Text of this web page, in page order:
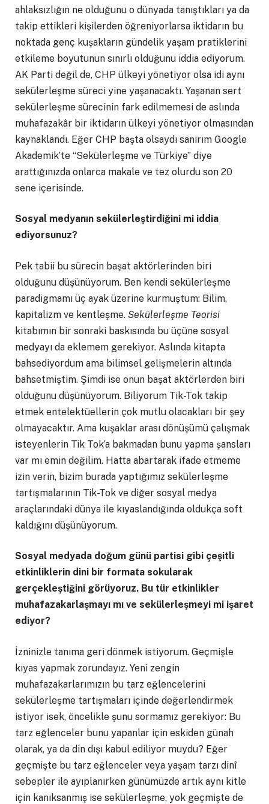
ahlaksızlığın ne olduğunu o dünyada tanıştıkları ya da
takip ettikleri kişilerden öğreniyorlarsa iktidarın bu
noktada genç kuşakların gündelik yaşam pratiklerini
etkileme boyutunun sınırlı olduğunu iddia ediyorum.
AK Parti değil de, CHP ülkeyi yönetiyor olsa idi aynı
sekülerleşme süreci yine yaşanacaktı. Yaşanan sert
sekülerleşme sürecinin fark edilmemesi de aslında
muhafazakâr bir iktidarın ülkeyi yönetiyor olmasından
kaynaklandı. Eğer CHP başta olsaydı sanırım Google
Akademik’te “Sekülerleşme ve Türkiye” diye
arattığınızda onlarca makale ve tez olurdu son 20
sene içerisinde.
Sosyal medyanın sekülerleştirdiğini mi iddia
ediyorsunuz?
Pek tabii bu sürecin başat aktörlerinden biri
olduğunu düşünüyorum. Ben kendi sekülerleşme
paradigmamı üç ayak üzerine kurmuştum: Bilim,
kapitalizm ve kentleşme. Sekülerleşme Teorisi
kitabımın bir sonraki baskısında bu üçüne sosyal
medyayı da eklemem gerekiyor. Aslında kitapta
bahsediyordum ama bilimsel gelişmelerin altında
bahsetmiştim. Şimdi ise onun başat aktörlerden biri
olduğunu düşünüyorum. Biliyorum Tik-Tok takip
etmek entelektüellerin çok mutlu olacakları bir şey
olmayacaktır. Ama kuşaklar arası dönüşümü çalışmak
isteyenlerin Tik Tok’a bakmadan bunu yapma şansları
var mı emin değilim. Hatta abartarak ifade etmeme
izin verin, bizim burada yaptığımız sekülerleşme
tartışmalarının Tik-Tok ve diğer sosyal medya
araçlarındaki dünya ile kıyaslandığında oldukça soft
kaldığını düşünüyorum.
Sosyal medyada doğum günü partisi gibi çeşitli
etkinliklerin dini bir formata sokularak
gerçekleştiğini görüyoruz. Bu tür etkinlikler
muhafazakarlaşmayı mı ve sekülerleşmeyi mi işaret
ediyor?
İzninizle tanıma geri dönmek istiyorum. Geçmişle
kıyas yapmak zorundayız. Yeni zengin
muhafazakarlarımızın bu tarz eğlencelerini
sekülerleşme tartışmaları içinde değerlendirmek
istiyor isek, öncelikle şunu sormamız gerekiyor: Bu
tarz eğlenceler bunu yapanlar için eskiden günah
olarak, ya da din dışı kabul ediliyor muydu? Eğer
geçmişte bu tarz eğlenceler veya yaşam tarzı dinî
sebepler ile ayıplanırken günümüzde artık aynı kitle
için kanıksanmış ise sekülerleşme, yok geçmişte de